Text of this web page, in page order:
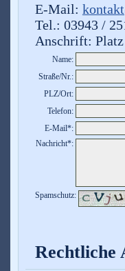
E-Mail:
Tel.: 03943 /
Anschrift: Platz
Name:
Straße/Nr.:
PLZ/Ort:
Telefon:
E-Mail*:
Nachricht*:
Spamschutz:
Rechtliche